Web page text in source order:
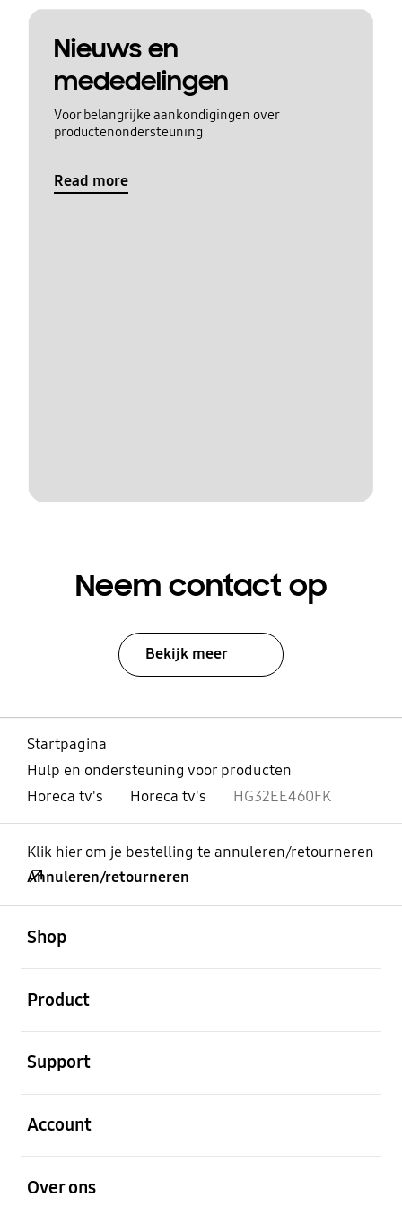
Nieuws en
mededelingen
Voor belangrijke aankondigingen over
productenondersteuning
Read more
Neem contact op
Bekijk meer
Startpagina
Hulp en ondersteuning voor producten
Horeca tv's
Horeca tv's HG32EE460FK
Klik hier om je bestelling te annuleren/retourneren
Annuleren/retourneren
Shop
Product
Support
Account
Over ons